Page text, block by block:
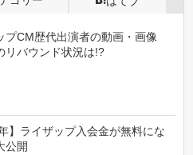
プCM歴代出演者の動画・画像
リバウンド状況は!?
】ライザップ入会金が無料にな
公開